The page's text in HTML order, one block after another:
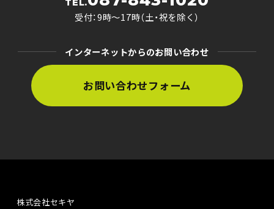
TEL.
受付：9時〜17時（土・祝を除く）
インターネットからのお問い合わせ
お問い合わせフォーム
株式会社セキヤ